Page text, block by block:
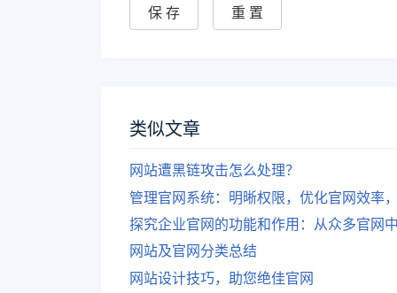
类似文章
网站遭黑链攻击怎么处理？
管理官网系统：明晰权限，优化官网效率
探究企业官网的功能和作用：从众多官网
网站及官网分类总结
网站设计技巧，助您绝佳官网